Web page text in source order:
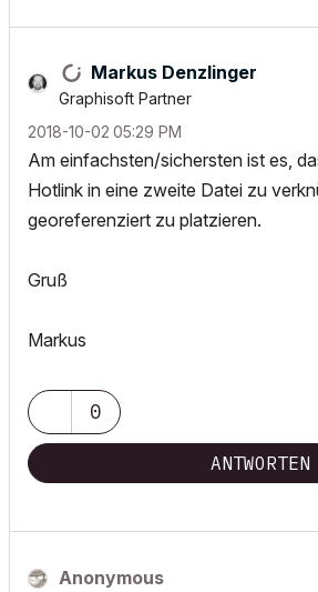
Markus Denzlinger
Graphisoft Partner
‎2018-10-02 05:29 PM
Am einfachsten/sichersten ist es,
Hotlink in eine zweite Datei zu
georeferenziert zu platzieren.
Gruß
Markus
0
ANTWORTEN
Anonymous